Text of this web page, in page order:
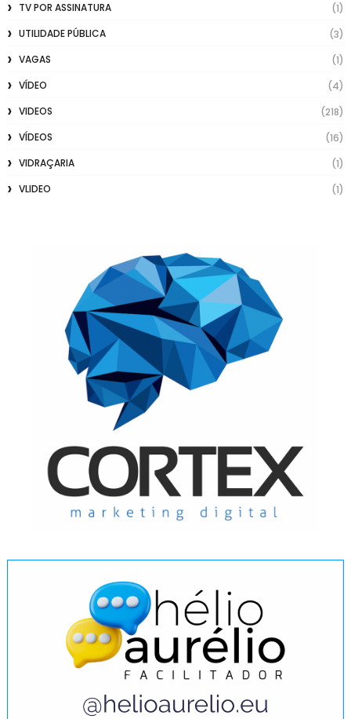
TV POR ASSINATURA
(1)
UTILIDADE PÚBLICA
(3)
VAGAS
(1)
VÍDEO
(4)
VIDEOS
(218)
VÍDEOS
(16)
VIDRAÇARIA
(1)
VLIDEO
(1)